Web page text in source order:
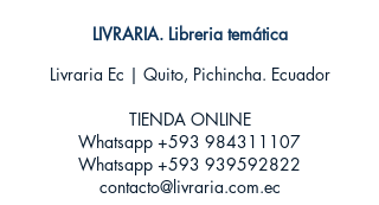
LIVRARIA. Libreria temática
Livraria Ec | Quito, Pichincha. Ecuador
TIENDA ONLINE​
Whatsapp +593 984311107
Whatsapp +593 939592822
contacto@livraria.com.ec